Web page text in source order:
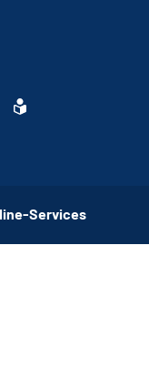
Services